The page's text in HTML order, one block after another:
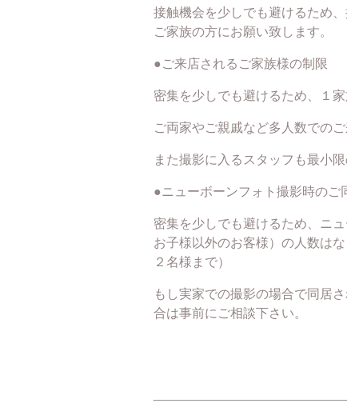
接触機会を少しでも避けるため
ご家族の方にお願い致します。
●ご来店されるご家族様の制限
密集を少しでも避けるため、１
ご両家やご親戚など多人数での
また撮影に入るスタッフも最小
●ニューボーンフォト撮影時のご
密集を少しでも避けるため、ニ
お子様以外のお客様）の人数は
２名様まで）
もし実家での撮影の場合で同居
合は事前にご相談下さい。